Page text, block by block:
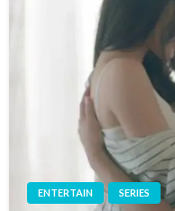
ENTERTAIN SERIES